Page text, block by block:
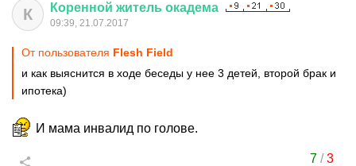
К Коренной житель окадема
09:39, 21.07.2017
От пользователя Flesh Field
и как выяснится в ходе беседы у нее 3 детей, второй брак и
ипотека)
И мама инвалид по голове.
7/3